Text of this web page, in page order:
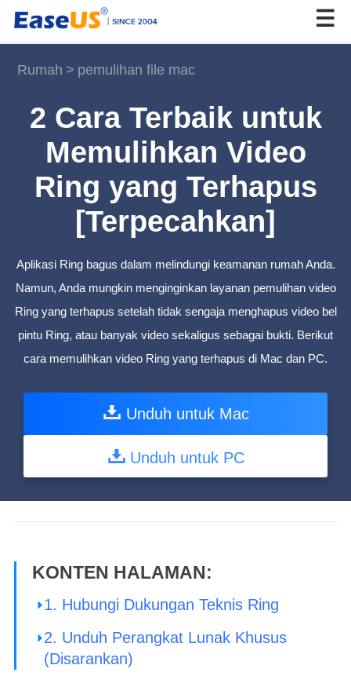
Rumah > pemulihan file mac
2 Cara Terbaik untuk
Memulihkan Video
Ring yang Terhapus
[Terpecahkan]
Aplikasi Ring bagus dalam melindungi keamanan rumah Anda.
Namun, Anda mungkin menginginkan layanan pemulihan video
Ring yang terhapus setelah tidak sengaja menghapus video bel
pintu Ring, atau banyak video sekaligus sebagai bukti. Berikut
cara memulihkan video Ring yang terhapus di Mac dan PC.
Unduh untuk Mac
Unduh untuk PC
KONTEN HALAMAN:
1. Hubungi Dukungan Teknis Ring
2. Unduh Perangkat Lunak Khusus
(Disarankan)